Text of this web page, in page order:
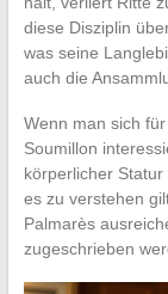
diese Disziplin
was seine
auch die
Wenn man sich
Soumillon
körperlicher
es zu verstehen
Palmarès
zugeschrieben